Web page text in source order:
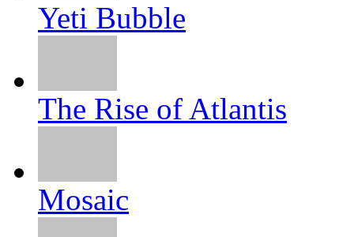
Yeti Bubble
The Rise of Atlantis
Mosaic